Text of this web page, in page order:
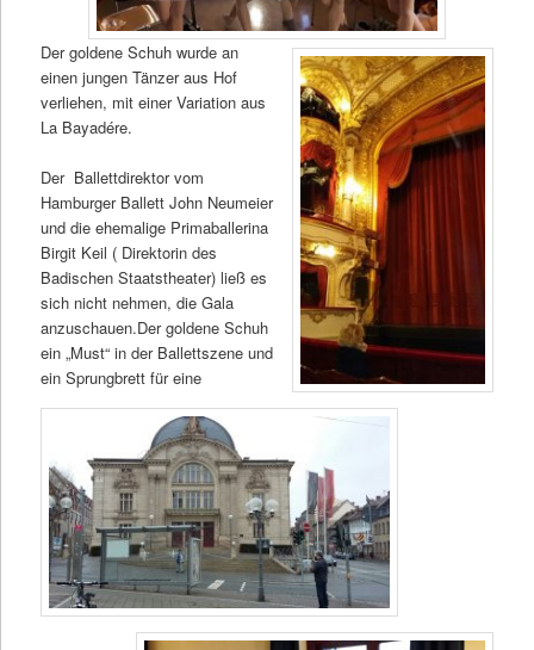
Der goldene Schuh wurde an
einen jungen Tänzer aus Hof
verliehen, mit einer Variation aus
La Bayadére.
Der Ballettdirektor vom
Hamburger Ballett John Neumeier
und die ehemalige Primaballerina
Birgit Keil ( Direktorin des
Badischen Staatstheater) ließ es
sich nicht nehmen, die Gala
anzuschauen.Der goldene Schuh
ein „Must“ in der Ballettszene und
ein Sprungbrett für eine